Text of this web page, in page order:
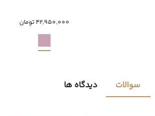
42,950,000 تومان
سوالات دیدگاه ها